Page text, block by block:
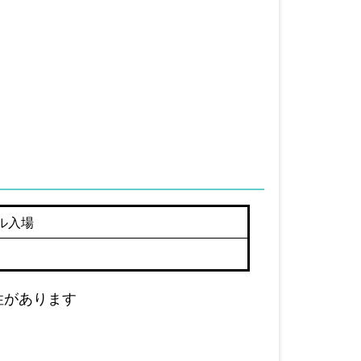
入場
あります